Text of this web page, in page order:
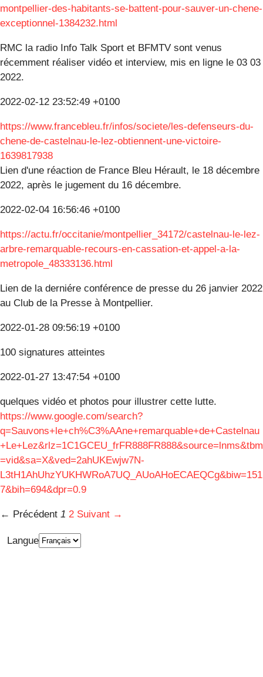
montpellier-des-habitants-se-battent-pour-sauver-un-chene-
exceptionnel-1384232.html
RMC la radio Info Talk Sport et BFMTV sont venus
récemment réaliser vidéo et interview, mis en ligne le 03 03
2022.
2022-02-12 23:52:49 +0100
https://www.francebleu.fr/infos/societe/les-defenseurs-du-
chene-de-castelnau-le-lez-obtiennent-une-victoire-
1639817938
Lien d'une réaction de France Bleu Hérault, le 18 décembre
2022, après le jugement du 16 décembre.
2022-02-04 16:56:46 +0100
https://actu.fr/occitanie/montpellier_34172/castelnau-le-lez-
arbre-remarquable-recours-en-cassation-et-appel-a-la-
metropole_48333136.html
Lien de la derniére conférence de presse du 26 janvier 2022
au Club de la Presse à Montpellier.
2022-01-28 09:56:19 +0100
100 signatures atteintes
2022-01-27 13:47:54 +0100
quelques vidéo et photos pour illustrer cette lutte.
https://www.google.com/search?
q=Sauvons+le+ch%C3%AAne+remarquable+de+Castelnau
+Le+Lez&rlz=1C1GCEU_frFR888FR888&source=lnms&tbm
=vid&sa=X&ved=2ahUKEwjw7N-
L3tH1AhUhzYUKHWRoA7UQ_AUoAHoECAEQCg&biw=151
7&bih=694&dpr=0.9
← Précédent 1 2 Suivant →
Langue